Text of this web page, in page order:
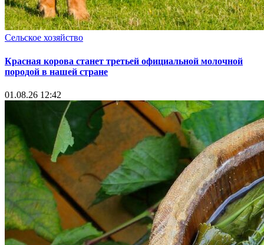
Сельское хозяйство
Красная корова станет третьей официальной молочной
породой в нашей стране
01.08.26 12:42